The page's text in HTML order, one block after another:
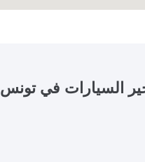
السيارات فيتونس